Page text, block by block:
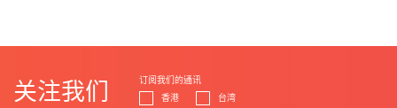
关注我们
订阅我们的通讯
香港
台湾